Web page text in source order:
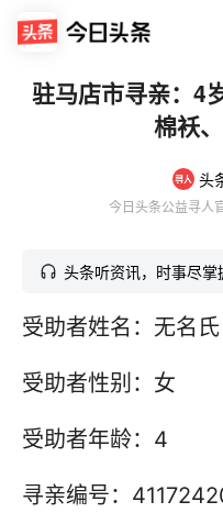
驻马店市寻亲：4
棉袄
头
今日头条公益寻人
头条听资讯，时事尽掌
受助者姓名：无名氏
受助者性别：女
受助者年龄：4
寻亲编号：